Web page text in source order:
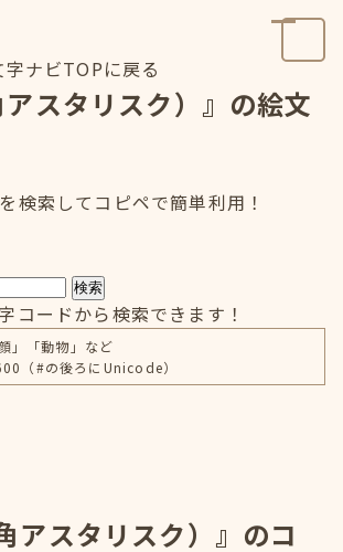
ナビTOPに戻る
アスタリスク）』の絵文
検索してコピペで簡単利用！
検索
コードから検索できます！
」「動物」など
（#の後ろにUnicode）
アスタリスク）』のコ